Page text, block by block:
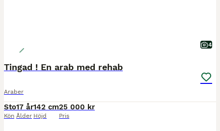
4
Tingad ! En arab med rehab
Araber
Sto
Kön
17 år
Ålder
142 cm
Höjd
25 000 kr
Pris